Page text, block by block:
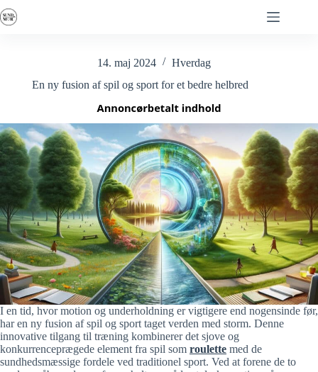
til
14. maj 2024
Hverdag
En ny fusion af spil og sport for et bedre helbred
I en tid, hvor motion og underholdning er vigtigere end nogensinde før,
har en ny fusion af spil og sport taget verden med storm. Denne
innovative tilgang til træning kombinerer det sjove og
konkurrenceprægede element fra spil som roulette med de
sundhedsmæssige fordele ved traditionel sport. Ved at forene de to